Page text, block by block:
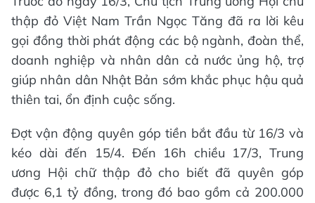
thập đỏ Việt Nam Trần Ngọc Tăng đã ra lời kêu
gọi đồng thời phát động các bộ ngành, đoàn thể,
doanh nghiệp và nhân dân cả nước ủng hộ, trợ
giúp nhân dân Nhật Bản sớm khắc phục hậu quả
thiên tai, ổn định cuộc sống.
Đợt vận động quyên góp tiền bắt đầu từ 16/3 và
kéo dài đến 15/4. Đến 16h chiều 17/3, Trung
ương Hội chữ thập đỏ cho biết đã quyên góp
được 6,1 tỷ đồng, trong đó bao gồm cả 200.000